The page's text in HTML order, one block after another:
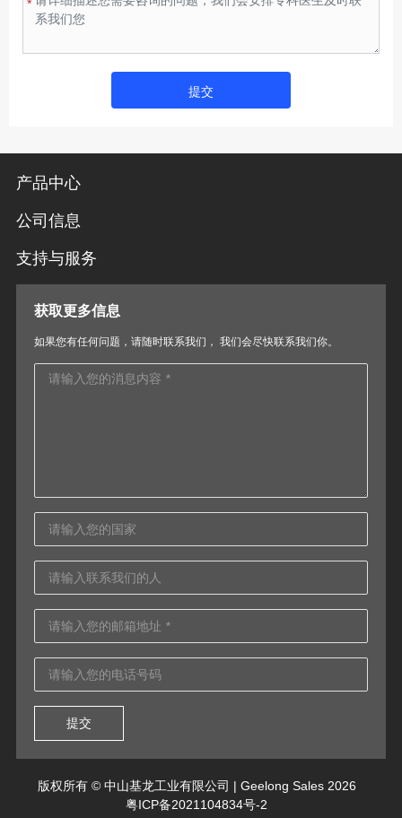
*
提交
产品中心
公司信息
支持与服务
获取更多信息
如果您有任何问题，请随时联系我们， 我们会尽快联系我们你。
提交
版权所有 © 中山基龙工业有限公司 | Geelong Sales 2026
粤ICP备2021104834号-2